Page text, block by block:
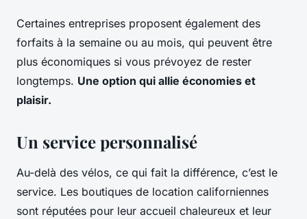
Certaines entreprises proposent également des
forfaits à la semaine ou au mois, qui peuvent être
plus économiques si vous prévoyez de rester
longtemps. Une option qui allie économies et
plaisir.
Un service personnalisé
Au-delà des vélos, ce qui fait la différence, c’est le
service. Les boutiques de location californiennes
sont réputées pour leur accueil chaleureux et leur